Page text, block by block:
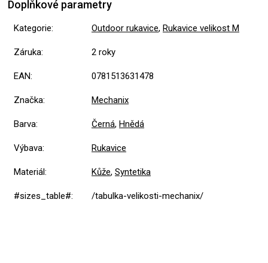
Doplňkové parametry
Kategorie: Outdoor rukavice, Rukavice velikost M
Záruka: 2 roky
EAN: 0781513631478
Značka: Mechanix
Barva: Černá, Hnědá
Výbava: Rukavice
Materiál: Kůže, Syntetika
#sizes_table#: /tabulka-velikosti-mechanix/